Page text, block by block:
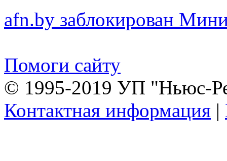
afn.by заблокирован
Помоги сайту
© 1995-2019 УП "Ньюс-
Контактная информация |